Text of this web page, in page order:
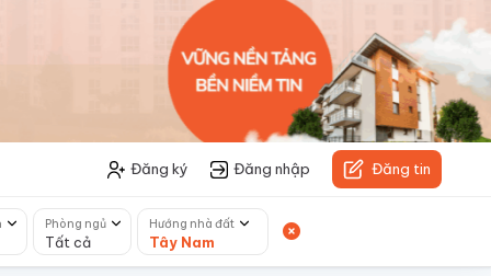
Đăng ký Đăng nhập Đăng tin
Phòng ngủ
Tất cả
Hướng nhà đất
Tây Nam